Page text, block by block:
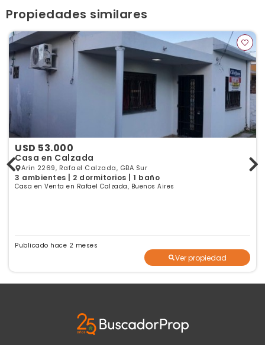
Propiedades similares
USD 53.000
Casa en Calzada
Arin 2269, Rafael Calzada, GBA Sur
3 ambientes | 2 dormitorios | 1 baño
Casa en Venta en Rafael Calzada, Buenos Aires
Publicado hace 2 meses
Ver propiedad